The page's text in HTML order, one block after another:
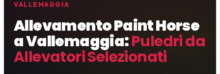
VALLEMAGGIA
Allevamento Paint Horse
a Vallemaggia:Puledri da
Allevatori Selezionati